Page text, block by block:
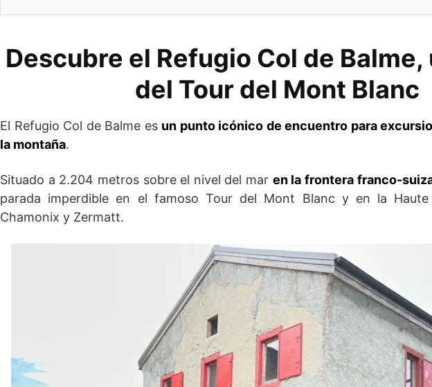
Descubre el Refugio Col de Balme,
del Tour del Mont Blanc
El Refugio Col de Balme es un punto icónico de encuentro para
la montaña.
Situado a 2.204 metros sobre el nivel del mar en la frontera franco-
parada imperdible en el famoso Tour del Mont Blanc y en la
Chamonix y Zermatt.